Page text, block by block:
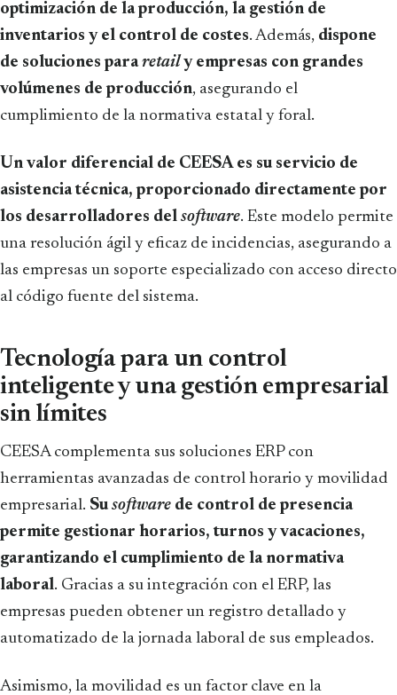
optimización de la producción, la gestión de
inventarios y el control de costes. Además, dispone
de soluciones pararetaily empresas con grandes
volúmenes de producción, asegurando el
cumplimiento de la normativa estatal y foral.
Un valor diferencial de CEESA es su servicio de
asistencia técnica, proporcionado directamente por
los desarrolladores del software. Este modelo permite
una resolución ágil y eficaz de incidencias, asegurando a
las empresas un soporte especializado con acceso directo
al código fuente del sistema.
Tecnología para un control
inteligente y una gestión empresarial
sin límites
CEESA complementa sus soluciones ERP con
herramientas avanzadas de control horario y movilidad
empresarial. Su software de control de presencia
permite gestionar horarios, turnos y vacaciones,
garantizando el cumplimiento de la normativa
laboral. Gracias a su integración con el ERP, las
empresas pueden obtener un registro detallado y
automatizado de la jornada laboral de sus empleados.
Asimismo, la movilidad es un factor clave en la